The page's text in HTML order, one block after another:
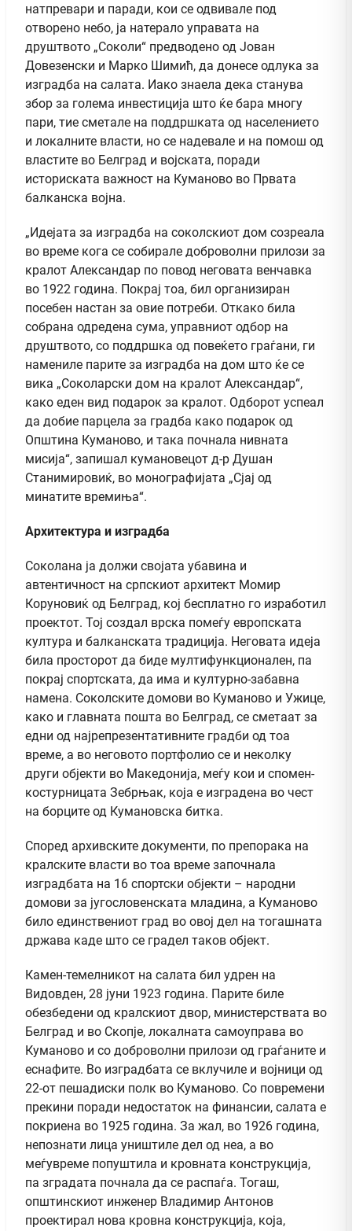
натпревари и паради, кои се одвивале под
отворено небо, ја натерало управата на
друштвото „Соколи“ предводено од Јован
Довезенски и Марко Шимић, да донесе одлука за
изградба на салата. Иако знаела дека станува
збор за голема инвестиција што ќе бара многу
пари, тие сметале на поддршката од населението
и локалните власти, но се надевале и на помош од
властите во Белград и војската, поради
историската важност на Куманово во Првата
балканска војна.
„Идејата за изградба на соколскиот дом созреала
во време кога се собирале доброволни прилози за
кралот Александар по повод неговата венчавка
во 1922 година. Покрај тоа, бил организиран
посебен настан за овие потреби. Откако била
собрана одредена сума, управниот одбор на
друштвото, со поддршка од повеќето граѓани, ги
намениле парите за изградба на дом што ќе се
вика „Соколарски дом на кралот Александар“,
како еден вид подарок за кралот. Одборот успеал
да добие парцела за градба како подарок од
Општина Куманово, и така почнала нивната
мисија“, запишал кумановецот д-р Душан
Станимировиќ, во монографијата „Сјај од
минатите времиња“.
Архитектура и изградба
Соколанa ја должи својата убавина и
автентичност на српскиот архитект Момир
Коруновиќ од Белград, кој бесплатно го изработил
проектот. Тој создал врска помеѓу европската
култура и балканската традиција. Неговата идеја
била просторот да биде мултифункционален, па
покрај спортската, да има и културно-забавна
намена. Соколските домови во Куманово и Ужице,
како и главната пошта во Белград, се сметаат за
едни од најрепрезентативните градби од тоа
време, а во неговото портфолио се и неколку
други објекти во Македонија, меѓу кои и спомен-
костурницата Зебрњак, која е изградена во чест
на борците од Кумановска битка.
Според архивските документи, по препорака на
кралските власти во тоа време започнала
изградбата на 16 спортски објекти – народни
домови за југословенската младина, а Куманово
било единствениот град во овој дел на тогашната
држава каде што се градел таков објект.
Камен-темелникот на салата бил удрен на
Видовден, 28 јуни 1923 година. Парите биле
обезбедени од кралскиот двор, министерствата во
Белград и во Скопје, локалната самоуправа во
Куманово и со доброволни прилози од граѓаните и
еснафите. Во изградбата се вклучиле и војници од
22-от пешадиски полк во Куманово. Со повремени
прекини поради недостаток на финансии, салата е
покриена во 1925 година. За жал, во 1926 година,
непознати лица уништиле дел од неа, а во
меѓувреме попуштила и кровната конструкција,
па зградата почнала да се распаѓа. Тогаш,
општинскиот инженер Владимир Антонов
проектирал нова кровна конструкција, која,